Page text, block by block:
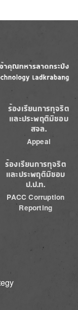
ร้องเรียนการทุจริต
และประพฤติมิชอบ
สจล.
Appeal
ร้องเรียนการทุจริต
และประพฤติมิชอบ
ป.ป.ท.
PACC Corruption
Reporting